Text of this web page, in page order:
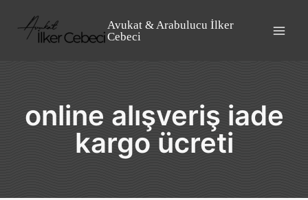
content
Avukat & Arabulucu İlker
Cebeci
online alışveriş iade
kargo ücreti